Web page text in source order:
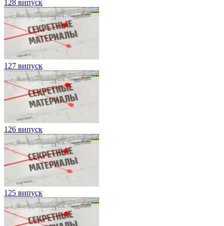
128 випуск
127 випуск
126 випуск
125 випуск